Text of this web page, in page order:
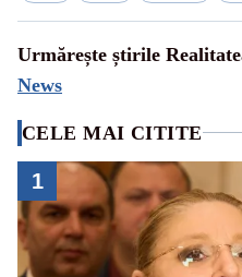
Urmărește știrile
News
CELE MAI CITITE
1